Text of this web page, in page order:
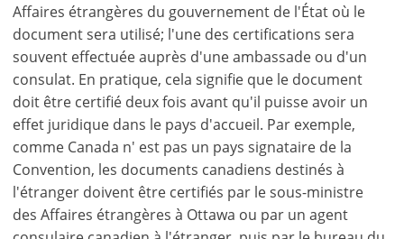
Affaires étrangères du gouvernement de l'État où le
document sera utilisé; l'une des certifications sera
souvent effectuée auprès d'une ambassade ou d'un
consulat. En pratique, cela signifie que le document
doit être certifié deux fois avant qu'il puisse avoir un
effet juridique dans le pays d'accueil. Par exemple,
comme Canada n' est pas un pays signataire de la
Convention, les documents canadiens destinés à
l'étranger doivent être certifiés par le sous-ministre
des Affaires étrangères à Ottawa ou par un agent
Monnaie
Unités
EUR €
USD - $
GBP - £
m/km/m²
ft/mi/ft²
Sauvegarder
English
Français
Deutsch
S'il
vous
plait
S'
inscrire
pour
utiliser
cette
fonctionnalité